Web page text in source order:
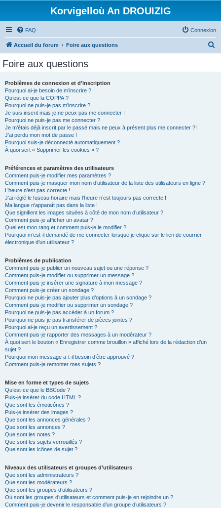
Korvigelloù An DROUIZIG
FAQ Connexion
Accueil du forum Foire aux questions
Foire aux questions
Problèmes de connexion et d’inscription
Pourquoi ai-je besoin de m’inscrire ?
Qu’est-ce que la COPPA ?
Pourquoi ne puis-je pas m’inscrire ?
Je suis inscrit mais je ne peux pas me connecter !
Pourquoi ne puis-je pas me connecter ?
Je m’étais déjà inscrit par le passé mais ne peux à présent plus me connecter ?!
J’ai perdu mon mot de passe !
Pourquoi suis-je déconnecté automatiquement ?
À quoi sert « Supprimer les cookies » ?
Préférences et paramètres des utilisateurs
Comment puis-je modifier mes paramètres ?
Comment puis-je masquer mon nom d’utilisateur de la liste des utilisateurs en ligne ?
L’heure n’est pas correcte !
J’ai réglé le fuseau horaire mais l’heure n’est toujours pas correcte !
Ma langue n’apparaît pas dans la liste !
Que signifient les images situées à côté de mon nom d’utilisateur ?
Comment puis-je afficher un avatar ?
Quel est mon rang et comment puis-je le modifier ?
Pourquoi m’est-il demandé de me connecter lorsque je clique sur le lien de courrier
électronique d’un utilisateur ?
Problèmes de publication
Comment puis-je publier un nouveau sujet ou une réponse ?
Comment puis-je modifier ou supprimer un message ?
Comment puis-je insérer une signature à mon message ?
Comment puis-je créer un sondage ?
Pourquoi ne puis-je pas ajouter plus d’options à un sondage ?
Comment puis-je modifier ou supprimer un sondage ?
Pourquoi ne puis-je pas accéder à un forum ?
Pourquoi ne puis-je pas transférer de pièces jointes ?
Pourquoi ai-je reçu un avertissement ?
Comment puis-je rapporter des messages à un modérateur ?
À quoi sert le bouton « Enregistrer comme brouillon » affiché lors de la rédaction d’un
sujet ?
Pourquoi mon message a-t-il besoin d’être approuvé ?
Comment puis-je remonter mes sujets ?
Mise en forme et types de sujets
Qu’est-ce que le BBCode ?
Puis-je insérer du code HTML ?
Que sont les émoticônes ?
Puis-je insérer des images ?
Que sont les annonces générales ?
Que sont les annonces ?
Que sont les notes ?
Que sont les sujets verrouillés ?
Que sont les icônes de sujet ?
Niveaux des utilisateurs et groupes d’utilisateurs
Que sont les administrateurs ?
Que sont les modérateurs ?
Que sont les groupes d’utilisateurs ?
Où sont les groupes d’utilisateurs et comment puis-je en rejoindre un ?
Comment puis-je devenir le responsable d’un groupe d’utilisateurs ?